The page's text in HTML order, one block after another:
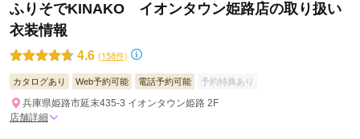
ふりそでKINAKO イオンタウン姫路店の取り扱い
衣装情報
4.6 (158件)
カタログあり Web予約可能 電話予約可能 予約特典あり
兵庫県姫路市延末435-3 イオンタウン姫路 2F
店舗詳細